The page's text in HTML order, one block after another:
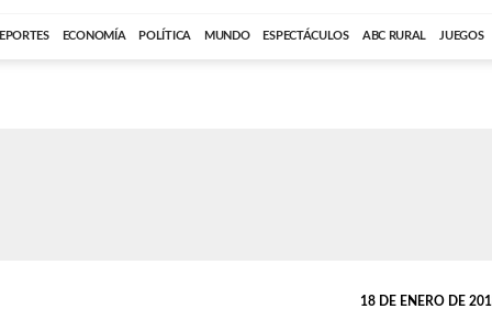
ECONOMÍA POLÍTICA MUNDO ESPECTÁCULOS ABC RURAL JUEGOS
18 DE ENERO DE